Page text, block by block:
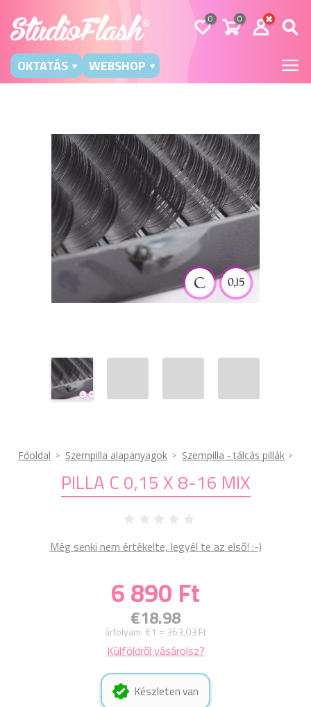
0 0
OKTATÁS WEBSHOP
Főoldal Szempilla alapanyagok Szempilla - tálcás pillák
PILLA C 0,15 X 8-16 MIX
Még senki nem értékelte, legyél te az első! :-)
6 890 Ft
€18.98
árfolyam: €1 = 363,03 Ft
Külföldről vásárolsz?
Készleten van